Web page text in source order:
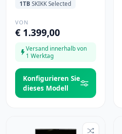
1TB SKIKK Selected
VON
€ 1.399,00
Versand innerhalb von
1 Werktag
Konfigurieren Sie
dieses Modell